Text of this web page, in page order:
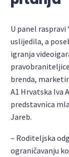
U panel
uslijedila, a
igranja
brenda,
A1 Hrvatska Iva
predstavnica
Jareb.
– Roditeljska
ograničavanju